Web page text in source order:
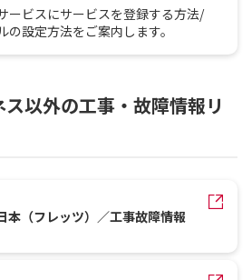
ービスにサービスを登録する方法/
設定方法をご案内します。
以外の工事・故障情報リ
本（フレッツ）／工事故障情報